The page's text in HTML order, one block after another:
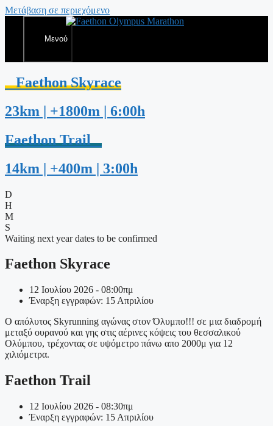
Μετάβαση σε περιεχόμενο
Μενού
Faethon Skyrace
23km | +1800m | 6:00h
Faethon Trail
14km | +400m | 3:00h
D
H
M
S
Waiting next year dates to be confirmed
Faethon Skyrace
12 Ιουλίου 2026 - 08:00πμ
Έναρξη εγγραφών: 15 Απριλίου
Ο απόλυτος Skyrunning αγώνας στον Όλυμπο!!! σε μια διαδρομή
μεταξύ ουρανού και γης στις αέρινες κόψεις του θεσσαλικού
Ολύμπου, τρέχοντας σε υψόμετρο πάνω απο 2000μ για 12
χιλιόμετρα.
Faethon Trail
12 Ιουλίου 2026 - 08:30πμ
Έναρξη εγγραφών: 15 Απριλίου